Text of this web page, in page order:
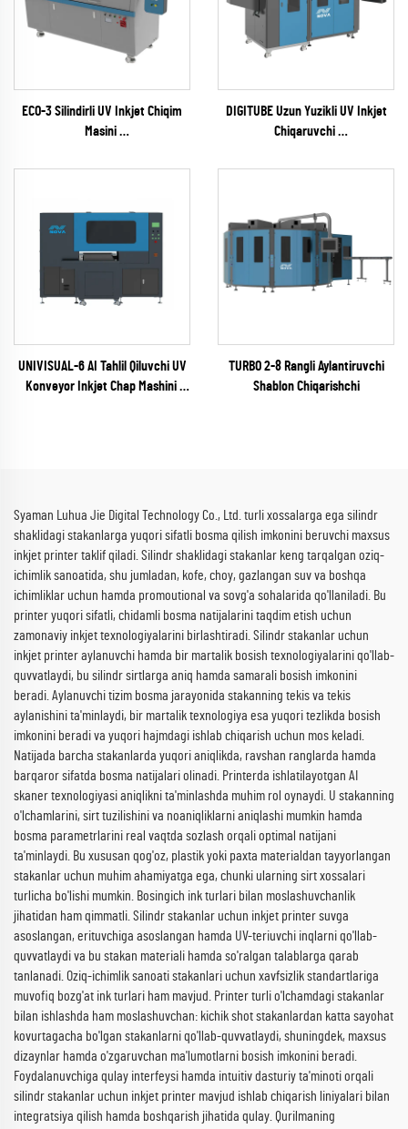
ECO-3 Silindirli UV Inkjet Chiqim
Masini
DIGITUBE Uzun Yuzikli UV Inkjet
Chiqaruvchi
UNIVISUAL-6 AI Tahlil Qiluvchi UV
Konveyor Inkjet Chap Mashini
TURBO 2-8 Rangli Aylantiruvchi
Shablon Chiqarishchi
Syaman Luhua Jie Digital Technology Co., Ltd. turli xossalarga ega silindr
shaklidagi stakanlarga yuqori sifatli bosma qilish imkonini beruvchi maxsus
inkjet printer taklif qiladi. Silindr shaklidagi stakanlar keng tarqalgan oziq-
ichimlik sanoatida, shu jumladan, kofe, choy, gazlangan suv va boshqa
ichimliklar uchun hamda promoutional va sovg'a sohalarida qo'llaniladi. Bu
printer yuqori sifatli, chidamli bosma natijalarini taqdim etish uchun
zamonaviy inkjet texnologiyalarini birlashtiradi. Silindr stakanlar uchun
inkjet printer aylanuvchi hamda bir martalik bosish texnologiyalarini qo'llab-
quvvatlaydi, bu silindr sirtlarga aniq hamda samarali bosish imkonini
beradi. Aylanuvchi tizim bosma jarayonida stakanning tekis va tekis
aylanishini ta'minlaydi, bir martalik texnologiya esa yuqori tezlikda bosish
imkonini beradi va yuqori hajmdagi ishlab chiqarish uchun mos keladi.
Natijada barcha stakanlarda yuqori aniqlikda, ravshan ranglarda hamda
barqaror sifatda bosma natijalari olinadi. Printerda ishlatilayotgan AI
skaner texnologiyasi aniqlikni ta'minlashda muhim rol oynaydi. U stakanning
o'lchamlarini, sirt tuzilishini va noaniqliklarni aniqlashi mumkin hamda
bosma parametrlarini real vaqtda sozlash orqali optimal natijani
ta'minlaydi. Bu xususan qog'oz, plastik yoki paxta materialdan tayyorlangan
stakanlar uchun muhim ahamiyatga ega, chunki ularning sirt xossalari
turlicha bo'lishi mumkin. Bosingich ink turlari bilan moslashuvchanlik
jihatidan ham qimmatli. Silindr stakanlar uchun inkjet printer suvga
asoslangan, erituvchiga asoslangan hamda UV-teriuvchi inqlarni qo'llab-
quvvatlaydi va bu stakan materiali hamda so'ralgan talablarga qarab
tanlanadi. Oziq-ichimlik sanoati stakanlari uchun xavfsizlik standartlariga
muvofiq bozg'at ink turlari ham mavjud. Printer turli o'lchamdagi stakanlar
bilan ishlashda ham moslashuvchan: kichik shot stakanlardan katta sayohat
kovurtagacha bo'lgan stakanlarni qo'llab-quvvatlaydi, shuningdek, maxsus
dizaynlar hamda o'zgaruvchan ma'lumotlarni bosish imkonini beradi.
Foydalanuvchiga qulay interfeysi hamda intuitiv dasturiy ta'minoti orqali
silindr stakanlar uchun inkjet printer mavjud ishlab chiqarish liniyalari bilan
integratsiya qilish hamda boshqarish jihatida qulay. Qurilmaning